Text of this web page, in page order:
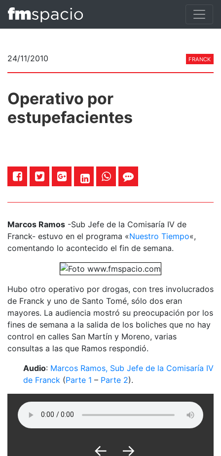
24/11/2010 FRANCK
Operativo por
estupefacientes
Marcos Ramos -Sub Jefe de la Comisaría IV de
Franck- estuvo en el programa «Nuestro Tiempo«,
comentando lo acontecido el fin de semana.
Hubo otro operativo por drogas, con tres involucrados
de Franck y uno de Santo Tomé, sólo dos eran
mayores. La audiencia mostró su preocupación por los
fines de semana a la salida de los boliches que no hay
control en calles San Martín y Moreno, varias
consultas a las que Ramos respondió.
Audio: Marcos Ramos, Sub Jefe de la Comisaría IV
de Franck (Parte 1 – Parte 2).
← →